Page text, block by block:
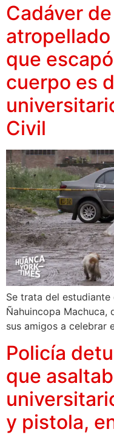
Cadáver
que
cuerpo es
Civil
Se trata del estudiante
Ñahuincopa Machuca,
sus amigos a celebrar
Policía
que
y pistola,